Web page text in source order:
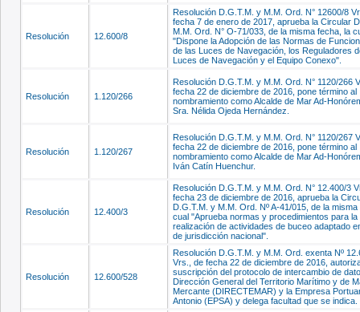
Resolución 12.600/8
Resolución D.G.T.M. y M.M. Ord. N° 12600/8
fecha 7 de enero de 2017, aprueba la Circular
M.M. Ord. N° O-71/033, de la misma fecha, la
"Dispone la Adopción de las Normas de
de las Luces de Navegación, los Reguladores
Luces de Navegación y el Equipo Conexo".
Resolución 1.120/266
Resolución D.G.T.M. y M.M. Ord. N° 1120/266
fecha 22 de diciembre de 2016, pone término al
nombramiento como Alcalde de Mar Ad-
Sra. Nélida Ojeda Hernández.
Resolución 1.120/267
Resolución D.G.T.M. y M.M. Ord. N° 1120/267
fecha 22 de diciembre de 2016, pone término al
nombramiento como Alcalde de Mar Ad-
Iván Catín Huenchur.
Resolución 12.400/3
Resolución D.G.T.M. y M.M. Ord. N° 12.400/3
fecha 23 de diciembre de 2016, aprueba la
D.G.T.M. y M.M. Ord. Nº A-41/015, de la misma
cual "Aprueba normas y procedimientos para la
realización de actividades de buceo adaptado
de jurisdicción nacional".
Resolución 12.600/528
Resolución D.G.T.M. y M.M. Ord. exenta Nº
Vrs., de fecha 22 de diciembre de 2016,
suscripción del protocolo de intercambio de
Dirección General del Territorio Marítimo y de
Mercante (DIRECTEMAR) y la Empresa
Antonio (EPSA) y delega facultad que se indica.